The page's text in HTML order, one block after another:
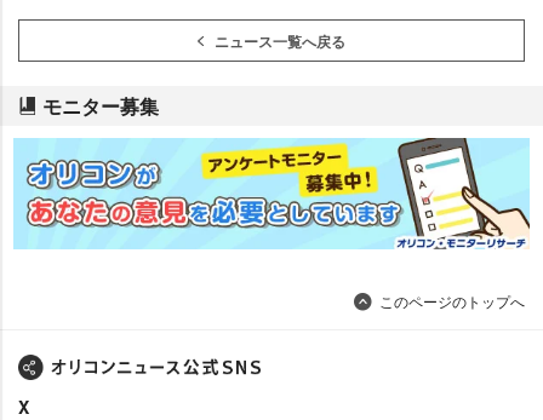
ニュース一覧へ戻る
モニター募集
このページのトップへ
X